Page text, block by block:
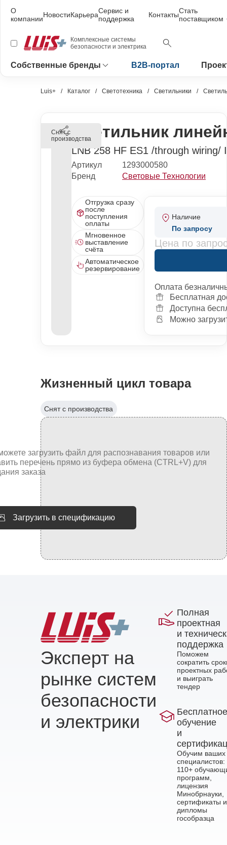
О
компанииНовостиКарьераСервис и
поддержка
КонтактыСтать
поставщиком
Комплексные системы
безопасности и электрика
Собственные бренды B2B-портал
Luis+ Каталог Светотехника Светильники
Снят с
производстваСветильник
LNB 258 HF ES1 /through wiring/
Артикул
1293000580
Бренд
Световые Технологии
Отгрузка сразу
после
поступления
оплаты
Мгновенное
выставление
счёта
Автоматическое
резервирование
Наличие
По запросу
Цена по
Оплата
Бесплатная
Доступна
Можно
Жизненный цикл товара
Снят с производства
Загрузить в спецификацию
Эксперт на
рынке систем
безопасности
и электрики
Полная
проектная
и
поддержка
Поможем
сократить
проектных
и выиграть
тендер
Бесплатное
обучение
и
Обучим ваших
специалистов:
110+
программ,
лицензия
Минобрнауки,
сертификаты и
дипломы
гособразца